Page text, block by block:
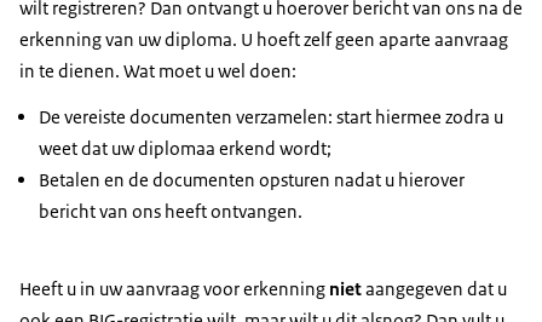
wilt registreren? Dan ontvangt u hoerover bericht van ons na de
erkenning van uw diploma. U hoeft zelf geen aparte aanvraag
in te dienen. Wat moet u wel doen:
De vereiste documenten verzamelen: start hiermee zodra u
weet dat uw diplomaa erkend wordt;
Betalen en de documenten opsturen nadat u hierover
bericht van ons heeft ontvangen.
Heeft u in uw aanvraag voor erkenning nietaangegeven dat u